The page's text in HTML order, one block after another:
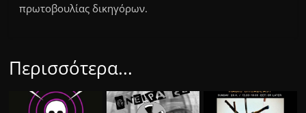
πρωτοβουλίας δικηγόρων.
Περισσότερα...